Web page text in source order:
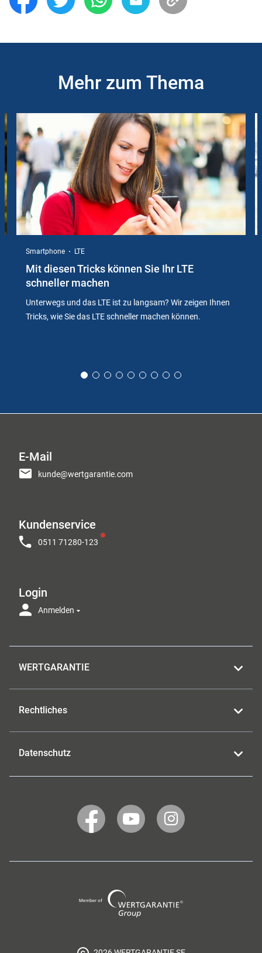
Mehr zum Thema
Instructions
Smartphone LTE
Mit diesen Tricks können Sie Ihr LTE
schneller machen
Unterwegs und das LTE ist zu langsam? Wir zeigen Ihnen
Tricks, wie Sie das LTE schneller machen können.
E-Mail
kunde@wertgarantie.com
Kundenservice
0511 71280-123
Login
Anmelden
WERTGARANTIE
Rechtliches
Datenschutz
WERTGARANTIE
auf
WERTGARANTIE
auf
WERTGARANTIE
auf
Group